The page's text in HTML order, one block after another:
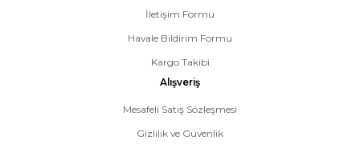
İletişim Formu
Havale Bildirim Formu
Kargo Takibi
Alışveriş
Mesafeli Satış Sözleşmesi
Gizlilik ve Güvenlik